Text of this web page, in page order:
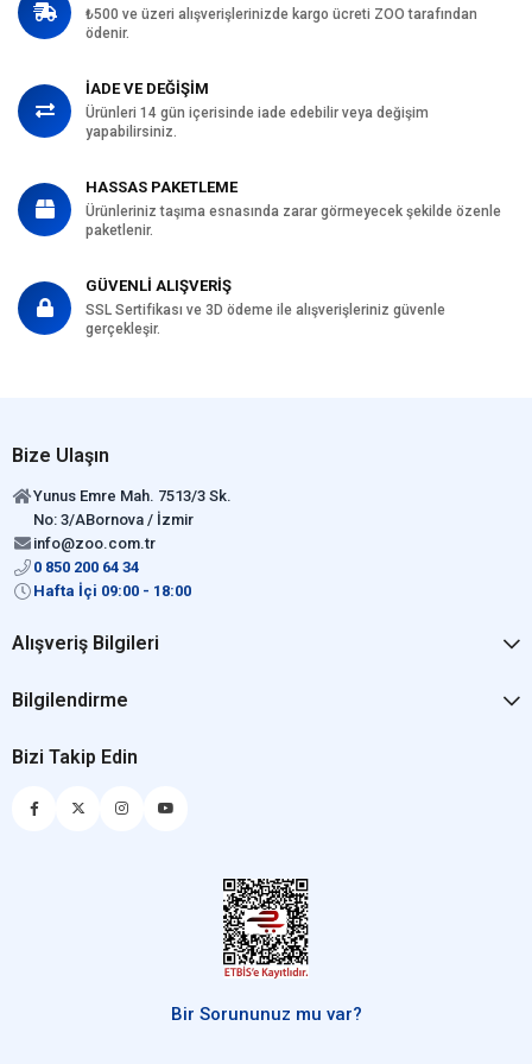
₺500 ve üzeri alışverişlerinizde kargo ücreti ZOO tarafından
ödenir.
İADE VE DEĞİŞİM
Ürünleri 14 gün içerisinde iade edebilir veya değişim
yapabilirsiniz.
HASSAS PAKETLEME
Ürünleriniz taşıma esnasında zarar görmeyecek şekilde özenle
paketlenir.
GÜVENLİ ALIŞVERİŞ
SSL Sertifikası ve 3D ödeme ile alışverişleriniz güvenle
gerçekleşir.
Bize Ulaşın
Yunus Emre Mah. 7513/3 Sk.
No: 3/ABornova / İzmir
info@zoo.com.tr
0 850 200 64 34
Hafta İçi 09:00 - 18:00
Alışveriş Bilgileri
Bilgilendirme
Bizi Takip Edin
Bir Sorununuz mu var?